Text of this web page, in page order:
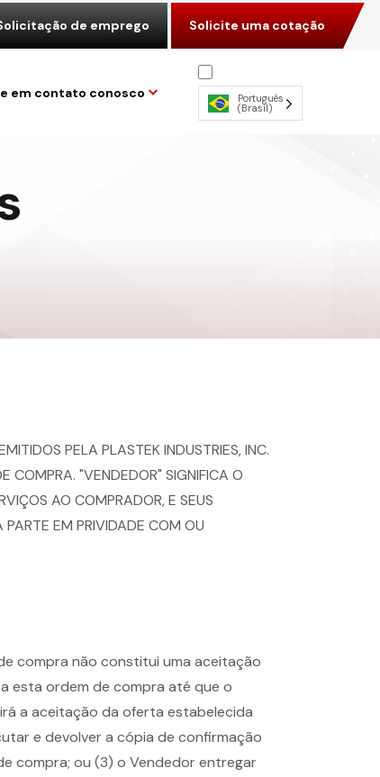
de emprego Solicite uma cotação
em contato conosco Português
(Brasil)
PELA PLASTEK INDUSTRIES, INC.
COMPRA. "VENDEDOR" SIGNIFICA O
AO COMPRADOR, E SEUS
PARTE EM PRIVIDADE COM OU
compra não constitui uma aceitação
esta ordem de compra até que o
a aceitação da oferta estabelecida
e devolver a cópia de confirmação
compra; ou (3) o Vendedor entregar